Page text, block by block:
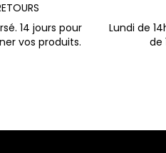
14 jours pour
vos produits.
Lundi de
de